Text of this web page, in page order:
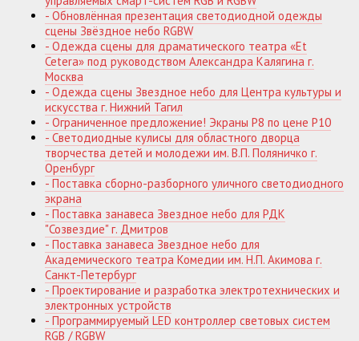
- Обновлённая презентация светодиодной одежды
сцены Звёздное небо RGBW
- Одежда сцены для драматического театра «Et
Cetera» под руководством Александра Калягина г.
Москва
- Одежда сцены Звездное небо для Центра культуры и
искусства г. Нижний Тагил
- Ограниченное предложение! Экраны P8 по цене P10
- Светодиодные кулисы для областного дворца
творчества детей и молодежи им. В.П. Поляничко г.
Оренбург
- Поставка сборно-разборного уличного светодиодного
экрана
- Поставка занавеса Звездное небо для РДК
"Созвездие" г. Дмитров
- Поставка занавеса Звездное небо для
Академического театра Комедии им. Н.П. Акимова г.
Санкт-Петербург
- Проектирование и разработка электротехнических и
электронных устройств
- Программируемый LED контроллер световых систем
RGB / RGBW